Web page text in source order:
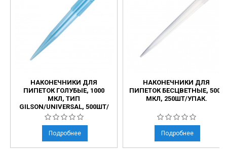
НАКОНЕЧНИКИ ДЛЯ
ПИПЕТОК ГОЛУБЫЕ, 1000
МКЛ, ТИП
GILSON/UNIVERSAL, 500ШТ/
УПАК.
Подробнее
НАКОНЕЧНИКИ ДЛЯ
ПИПЕТОК БЕСЦВЕТНЫЕ, 5000
МКЛ, 250ШТ/УПАК.
Подробнее